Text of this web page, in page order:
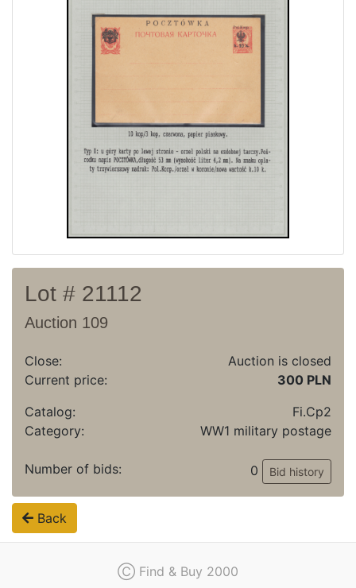
Regulation
Lot # 21112
Auction 109
Close:
Auction is closed
Current price:
300 PLN
Catalog:
Fi.Cp2
Category:
WW1 military postage
Number of bids: 0 Bid history
Back
Ⓒ Find & Buy 2000